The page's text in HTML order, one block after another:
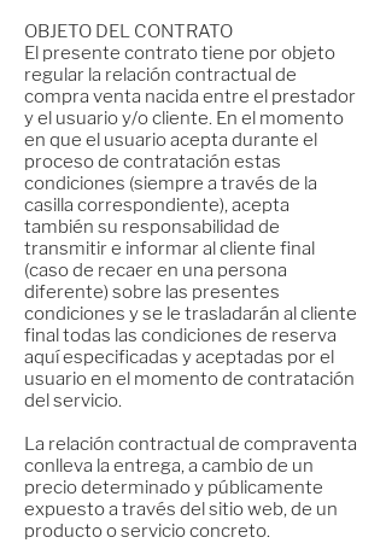
OBJETO DEL CONTRATO
El presente contrato tiene por objeto
regular la relación contractual de
compra venta nacida entre el prestador
y el usuario y/o cliente. En el momento
en que el usuario acepta durante el
proceso de contratación estas
condiciones (siempre a través de la
casilla correspondiente), acepta
también su responsabilidad de
transmitir e informar al cliente final
(caso de recaer en una persona
diferente) sobre las presentes
condiciones y se le trasladarán al cliente
final todas las condiciones de reserva
aquí especificadas y aceptadas por el
usuario en el momento de contratación
del servicio.
La relación contractual de compraventa
conlleva la entrega, a cambio de un
precio determinado y públicamente
expuesto a través del sitio web, de un
producto o servicio concreto.